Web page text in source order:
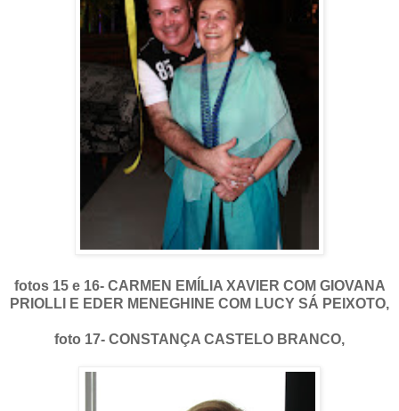
fotos 15 e 16- CARMEN EMÍLIA XAVIER COM GIOVANA
PRIOLLI E EDER MENEGHINE COM LUCY SÁ PEIXOTO,
foto 17- CONSTANÇA CASTELO BRANCO,